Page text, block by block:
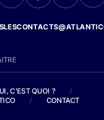
C'EST QUOI ?
/
/ CONTACT